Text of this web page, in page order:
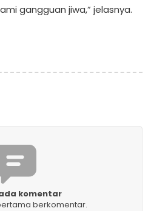
gangguan jiwa,” jelasnya.
komentar
berkomentar.